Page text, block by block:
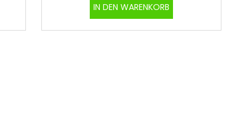
IN DEN WARENKORB